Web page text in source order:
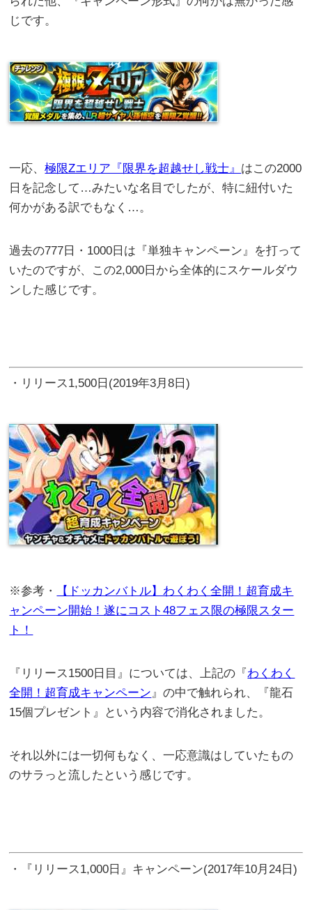
じです。
一応、極限Zエリア『限界を超越せし戦士』 はこの2000
日を記念して…みたいな名目でしたが、特に紐付いた
何かがある訳でもなく…。
過去の777日・1000日は『単独キャンペーン』を打って
いたのですが、この2,000日から全体的にスケールダウ
ンした感じです。
・リリース1,500日(2019年3月8日)
※参考・
【ドッカンバトル】わくわく全開！超育成キ
ャンペーン開始！遂にコスト48フェス限の極限スター
ト！
『リリース1500日目』については、上記の『わくわく
全開！超育成キャンペーン』の中で触れられ、『龍石
15個プレゼント』という内容で消化されました。
それ以外には一切何もなく、一応意識はしていたもの
のサラっと流したという感じです。
・『リリース1,000日』キャンペーン(2017年10月24日)